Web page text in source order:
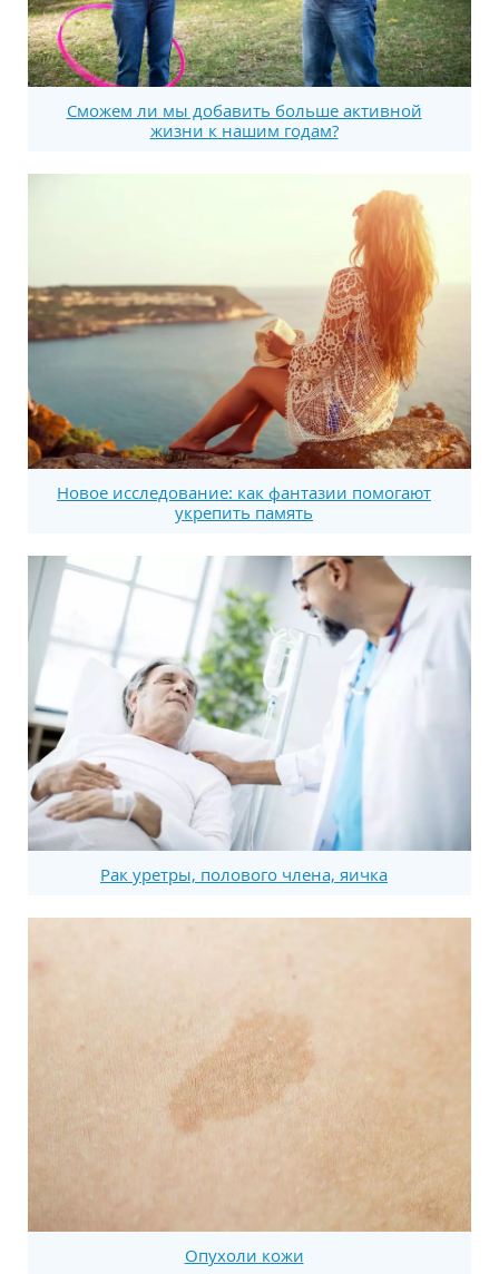
Сможем ли мы добавить больше активной
жизни к нашим годам?
Новое исследование: как фантазии помогают
укрепить память
Рак уретры, полового члена, яичка
Опухоли кожи